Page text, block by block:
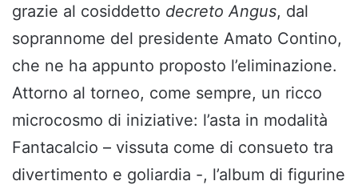
grazie al cosiddetto decreto Angus, dal
soprannome del presidente Amato Contino,
che ne ha appunto proposto l’eliminazione.
Attorno al torneo, come sempre, un ricco
microcosmo di iniziative: l’asta in modalità
Fantacalcio – vissuta come di consueto tra
divertimento e goliardia -, l’album di figurine